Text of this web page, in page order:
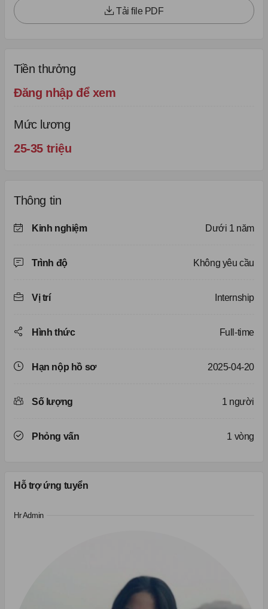
Tải file PDF
Tiền thưởng
Đăng nhập để xem
Mức lương
25-35 triệu
Thông tin
Kinh nghiệm Dưới 1 năm
Trình độ Không yêu cầu
Vị trí Internship
Hình thức Full-time
Hạn nộp hồ sơ 2025-04-20
Số lượng 1 người
Phỏng vấn 1 vòng
Hỗ trợ ứng tuyển
Hr Admin